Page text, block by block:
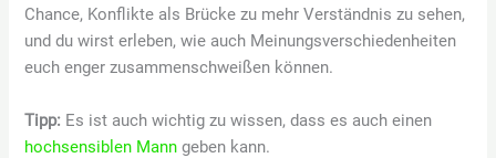
Chance, Konflikte als Brücke zu mehr Verständnis zu sehen,
und du wirst erleben, wie auch Meinungsverschiedenheiten
euch enger zusammenschweißen können.
Tipp: Es ist auch wichtig zu wissen, dass es auch einen
hochsensiblen Mann geben kann.